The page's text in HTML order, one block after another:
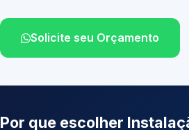
Solicite seu Orçamento
Por que escolher